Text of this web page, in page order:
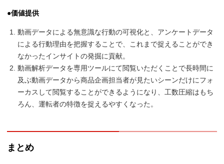
●価値提供
動画データによる無意識な行動の可視化と、アンケートデータ
による行動理由を把握することで、これまで捉えることができ
なかったインサイトの発掘に貢献。
動画解析データを専用ツールにて閲覧いただくことで長時間に
及ぶ動画データから商品企画担当者が見たいシーンだけにフォ
ーカスして閲覧することができるようになり、工数圧縮はもち
ろん、運転者の特徴を捉えるやすくなった。
まとめ